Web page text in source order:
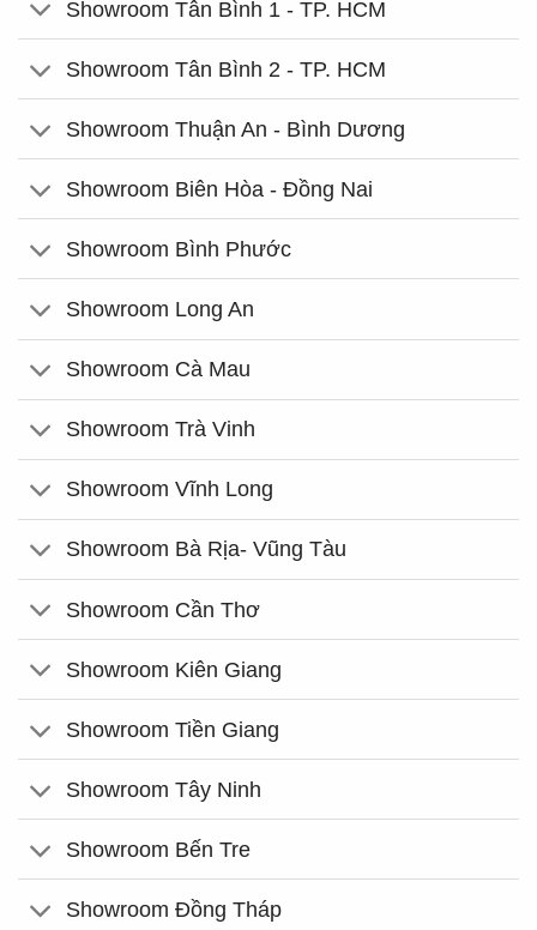
Showroom Tân Bình 1 - TP. HCM
Showroom Tân Bình 2 - TP. HCM
Showroom Thuận An - Bình Dương
Showroom Biên Hòa - Đồng Nai
Showroom Bình Phước
Showroom Long An
Showroom Cà Mau
Showroom Trà Vinh
Showroom Vĩnh Long
Showroom Bà Rịa- Vũng Tàu
Showroom Cần Thơ
Showroom Kiên Giang
Showroom Tiền Giang
Showroom Tây Ninh
Showroom Bến Tre
Showroom Đồng Tháp